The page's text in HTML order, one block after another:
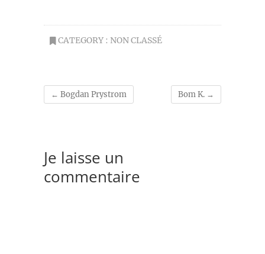
CATEGORY : NON CLASSÉ
← Bogdan Prystrom Bom K. →
Je laisse un
commentaire